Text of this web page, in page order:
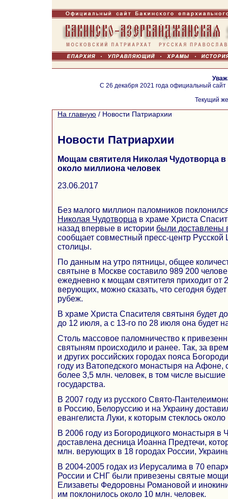
С 26 декабря 2021 года официальный
Текущий
На главную / Новости Патриархии
Новости Патриархии
Мощам святителя Николая Чудотворца
около миллиона человек
23.06.2017
Без малого миллион паломников
Николая Чудотворца в храме Христа
назад впервые в истории были доставлены
сообщает совместный пресс-центр Русской
столицы.
По данным на утро пятницы, общее
святыне в Москве составило 989 200
ежедневно к мощам святителя приходит от
верующих, можно сказать, что сегодня
рубеж.
В храме Христа Спасителя святыня будет
до 12 июля, а с 13-го по 28 июля она будет
Столь массовое паломничество к
святыням происходило и ранее. Так, за
и других российских городах пояса
году из Ватопедского монастыря на Афоне,
более 3,5 млн. человек, в том числе высшие
государства.
В 2007 году из русского Свято-
в Россию, Белоруссию и на Украину
евангелиста Луки, к которым стеклось
В 2006 году из Богородицкого монастыря в
доставлена десница Иоанна Предтечи,
млн. верующих в 18 городах России,
В 2004-2005 годах из Иерусалима в 70
России и СНГ были привезены святые мощи
Елизаветы Федоровны Романовой и
им поклонилось около 10 млн. человек.